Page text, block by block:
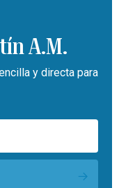
A.M.
y directa para